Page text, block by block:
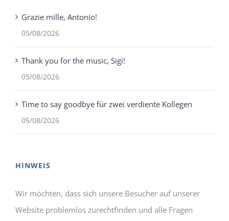
Grazie mille, Antonio!
05/08/2026
Thank you for the music, Sigi!
05/08/2026
Time to say goodbye für zwei verdiente Kollegen
05/08/2026
HINWEIS
Wir möchten, dass sich unsere Besucher auf unserer
Website problemlos zurechtfinden und alle Fragen